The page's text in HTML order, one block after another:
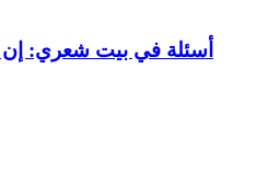
أسئلة في بيت شعري: إن